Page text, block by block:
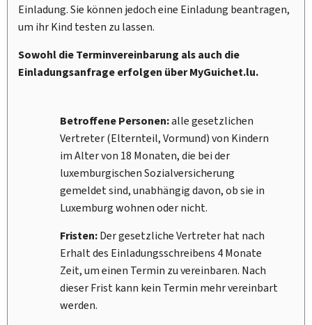
Einladung. Sie können jedoch eine Einladung beantragen,
um ihr Kind testen zu lassen.
Sowohl die Terminvereinbarung als auch die
Einladungsanfrage erfolgen überMyGuichet.lu.
Betroffene Personen:alle gesetzlichen
Vertreter (Elternteil, Vormund) von Kindern
im Alter von 18 Monaten, die bei der
luxemburgischen Sozialversicherung
gemeldet sind, unabhängig davon, ob sie in
Luxemburg wohnen oder nicht.
Fristen:Der gesetzliche Vertreter hat nach
Erhalt des Einladungsschreibens 4 Monate
Zeit, um einen Termin zu vereinbaren. Nach
dieser Frist kann kein Termin mehr vereinbart
werden.